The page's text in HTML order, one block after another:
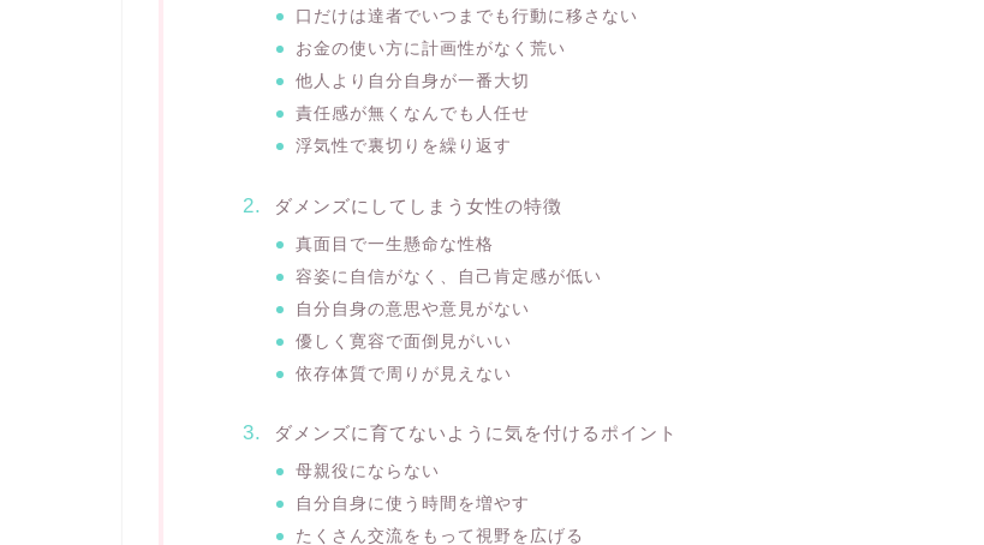
口だけは達者でいつまでも行動に移さない
お金の使い方に計画性がなく荒い
他人より自分自身が一番大切
責任感が無くなんでも人任せ
浮気性で裏切りを繰り返す
ダメンズにしてしまう女性の特徴
真面目で一生懸命な性格
容姿に自信がなく、自己肯定感が低い
自分自身の意思や意見がない
優しく寛容で面倒見がいい
依存体質で周りが見えない
ダメンズに育てないように気を付けるポイント
母親役にならない
自分自身に使う時間を増やす
たくさん交流をもって視野を広げる